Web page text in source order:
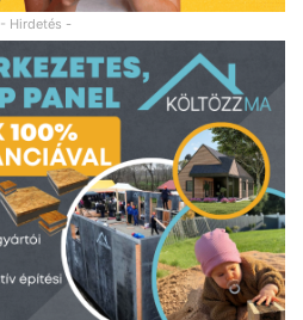
- Hirdetés -